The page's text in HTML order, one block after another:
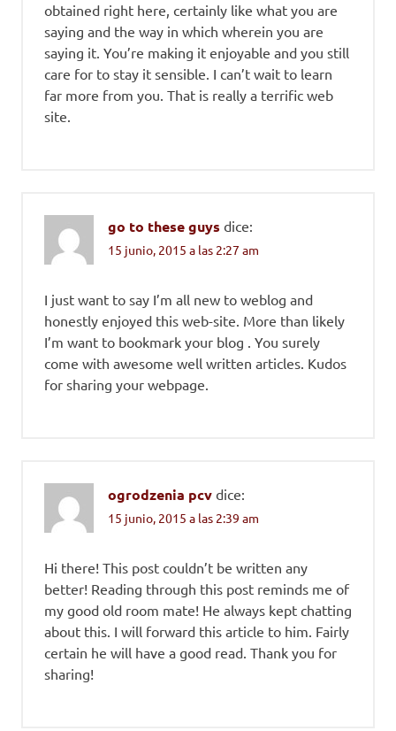
obtained right here, certainly like what you are
saying and the way in which wherein you are
saying it. You’re making it enjoyable and you still
care for to stay it sensible. I can’t wait to learn
far more from you. That is really a terrific web
site.
go to these guys dice:
15 junio, 2015 a las 2:27 am
I just want to say I’m all new to weblog and
honestly enjoyed this web-site. More than likely
I’m want to bookmark your blog . You surely
come with awesome well written articles. Kudos
for sharing your webpage.
ogrodzenia pcv dice:
15 junio, 2015 a las 2:39 am
Hi there! This post couldn’t be written any
better! Reading through this post reminds me of
my good old room mate! He always kept chatting
about this. I will forward this article to him. Fairly
certain he will have a good read. Thank you for
sharing!